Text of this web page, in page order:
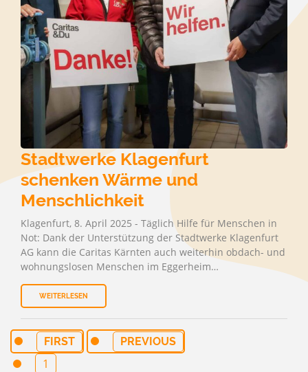
Stadtwerke Klagenfurt
schenken Wärme und
Menschlichkeit
Klagenfurt, 8. April 2025 - Täglich Hilfe für Menschen in
Not: Dank der Unterstützung der Stadtwerke Klagenfurt
AG kann die Caritas Kärnten auch weiterhin obdach- und
wohnungslosen Menschen im Eggerheim…
WEITERLESEN
FIRST PREVIOUS
1